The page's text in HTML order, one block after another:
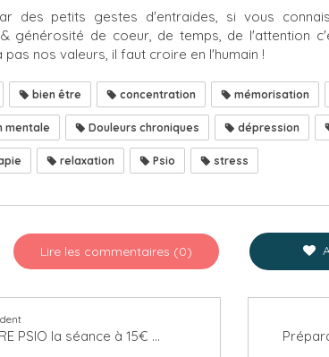
des petits gestes d'entraides, si vous
& générosité de coeur, de temps, de l'attention
pas nos valeurs, il faut croire en l'humain !
bien être concentration mémorisation
mentale Douleurs chroniques dépression
relaxation Psio stress
Lire les commentaires (0)
OFFRE PSIO la séance à 15€ au lieu de 25€ jusqu'au 15 janvier 2021